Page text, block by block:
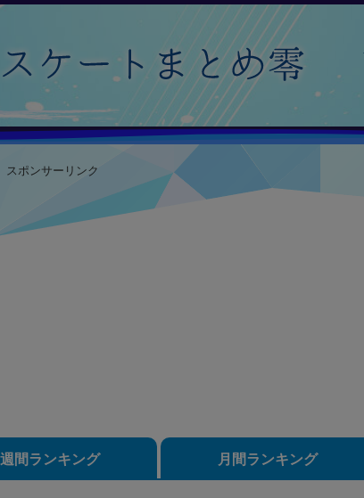
スポンサーリンク
週間ランキング 月間ランキング